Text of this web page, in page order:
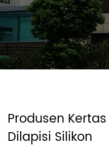
Produsen
Dilapisi Silikon